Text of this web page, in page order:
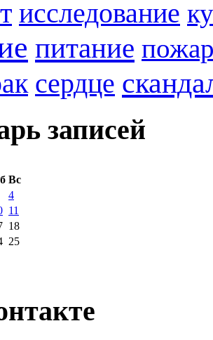
исследование
питание
сердце
записей
Вс
4
11
18
25